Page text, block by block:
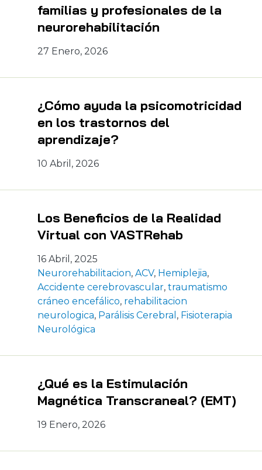
familias y profesionales de la
neurorehabilitación
27 Enero, 2026
¿Cómo ayuda la psicomotricidad
en los trastornos del
aprendizaje?
10 Abril, 2026
Los Beneficios de la Realidad
Virtual con VASTRehab
16 Abril, 2025
Neurorehabilitacion, ACV, Hemiplejia,
Accidente cerebrovascular, traumatismo
cráneo encefálico, rehabilitacion
neurologica, Parálisis Cerebral , Fisioterapia
Neurológica
¿Qué es la Estimulación
Magnética Transcraneal? (EMT)
19 Enero, 2026